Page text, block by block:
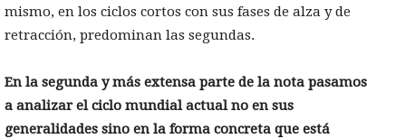
mismo, en los ciclos cortos con sus fases de alza y de
retracción, predominan las segundas.
En la segunda y más extensa parte de la nota pasamos
a analizar el ciclo mundial actual no en sus
generalidades sino en la forma concreta que está